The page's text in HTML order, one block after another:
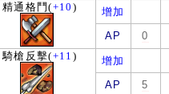
精通格鬥(+10 )
增加
AP
0
騎槍反擊(+11 )
增加
AP
5